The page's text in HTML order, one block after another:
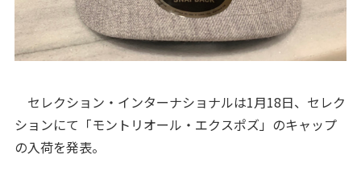
セレクション・インターナショナルは1月18日、セレク
ションにて「モントリオール・エクスポズ」のキャップ
の入荷を発表。